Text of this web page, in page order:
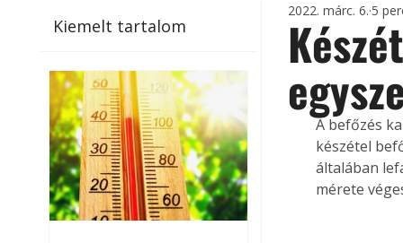
Kiemelt tartalom
2022. márc. 6. 5
A befőzés
készétel
általában
mérete